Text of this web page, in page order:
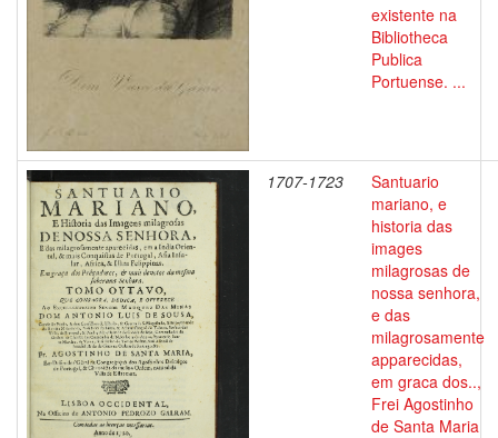
existente na
Bibliotheca
Publica
Portuense. ...
1707-1723
Santuario
mariano, e
historia das
images
milagrosas de
nossa senhora,
e das
milagrosamente
apparecidas,
em graca dos..,
Frei Agostinho
de Santa Maria